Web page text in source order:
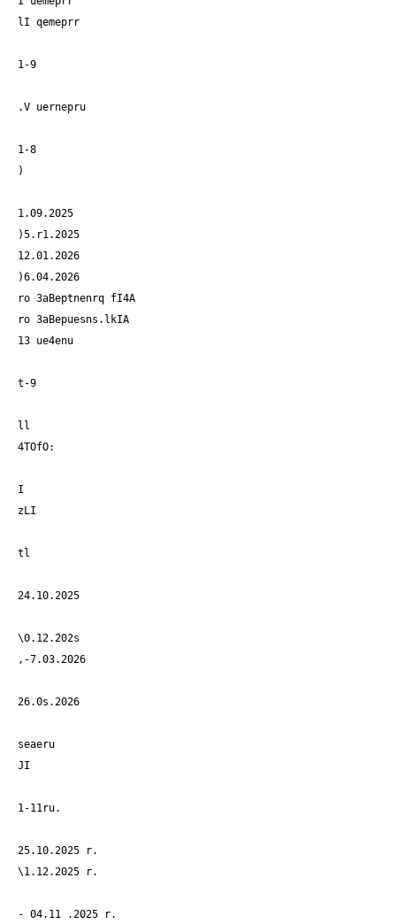
lI qemeprr
1-9
.V uernepru
1-8
)
1.09.2025
)5.r1.2025
12.01.2026
)6.04.2026
ro 3aBeptnenrq fI4A
ro 3aBepuesns.lkIA
13 ue4enu
t-9
ll
4TOfO:
I
zLI
tl
24.10.2025
\0.12.202s
,-7.03.2026
26.0s.2026
seaeru
JI
1-11ru.
25.10.2025 r.
\1.12.2025 r.
- 04.11 .2025 r.